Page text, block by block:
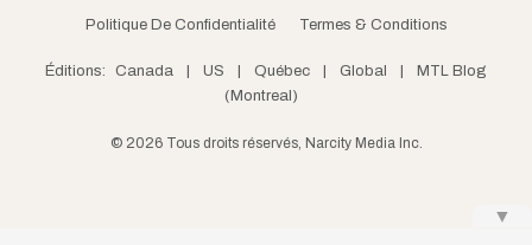
▼
Politique De Confidentialité Termes & Conditions
Éditions: Canada US Québec Global
MTL Blog
(Montreal)
© 2026Tous droits réservés, Narcity Media Inc.